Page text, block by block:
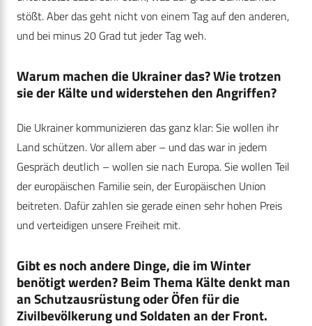
stößt. Aber das geht nicht von einem Tag auf den anderen,
und bei minus 20 Grad tut jeder Tag weh.
Warum machen die Ukrainer das? Wie trotzen
sie der Kälte und widerstehen den Angriffen?
Die Ukrainer kommunizieren das ganz klar: Sie wollen ihr
Land schützen. Vor allem aber – und das war in jedem
Gespräch deutlich – wollen sie nach Europa. Sie wollen Teil
der europäischen Familie sein, der Europäischen Union
beitreten. Dafür zahlen sie gerade einen sehr hohen Preis
und verteidigen unsere Freiheit mit.
Gibt es noch andere Dinge, die im Winter
benötigt werden? Beim Thema Kälte denkt man
an Schutzausrüstung oder Öfen für die
Zivilbevölkerung und Soldaten an der Front.